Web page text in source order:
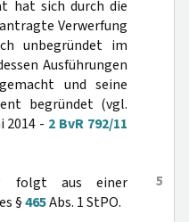
hat sich durch die
Verwerfung
unbegründet im
Ausführungen
und seine
begründet (vgl.
2014 - 2 BvR 792/11
5
folgt aus einer
§465Abs. 1 StPO.